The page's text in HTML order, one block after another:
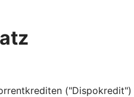
("Dispokredit")